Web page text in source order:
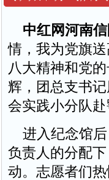
中红网河南
情，我为党旗
八大精神和党
辉，团总支书
会实践小分队
进入纪念馆后
负责人的分配
动。志愿者们